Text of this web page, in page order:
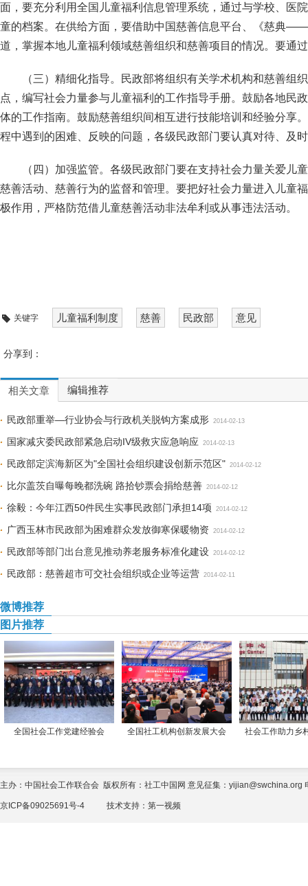
面，要充分利用全国儿童福利信息管理系统，通过与学校、医
童的档案。在供给方面，要借助中国慈善信息平台、《慈典
道，掌握本地儿童福利领域慈善组织和慈善项目的情况。要通
（三）精细化指导。民政部将组织有关学术机构和慈善组
点，编写社会力量参与儿童福利的工作指导手册。鼓励各地民
体的工作指南。鼓励慈善组织间相互进行技能培训和经验分享
程中遇到的困难、反映的问题，各级民政部门要认真对待、及
（四）加强监管。各级民政部门要在支持社会力量关爱儿
慈善活动、慈善行为的监督和管理。要把好社会力量进入儿童
极作用，严格防范借儿童慈善活动非法牟利或从事违法活动。
关键字 儿童福利制度 慈善 民政部 意见
分享到：
相关文章 编辑推荐
民政部重举—行业协会与行政机关脱钩方案成形 2014-02-13
国家减灾委民政部紧急启动IV级救灾应急响应 2014-02-13
民政部定滨海新区为"全国社会组织建设创新示范区" 2014-02-12
比尔盖茨自曝每晚都洗碗 路拾钞票会捐给慈善 2014-02-12
徐毅：今年江西50件民生实事民政部门承担14项 2014-02-12
广西玉林市民政部为困难群众发放御寒保暖物资 2014-02-12
民政部等部门出台意见推动养老服务标准化建设 2014-02-12
民政部：慈善超市可交社会组织或企业等运营 2014-02-11
微博推荐
图片推荐
全国社会工作党建经验会 全国社工机构创新发展大会 社会工作助力乡
主办：中国社会工作联合会 版权所有：社工中国网 意见征集：yijian@swchina.org
京ICP备09025691号-4 技术支持： 第一视频